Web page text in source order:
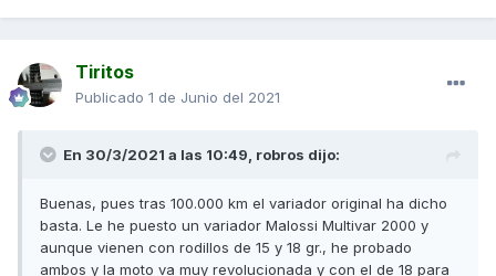
Tiritos
Publicado 1 de Junio del 2021
En 30/3/2021 a las 10:49, robros dijo:
Buenas, pues tras 100.000 km el variador original ha dicho
basta. Le he puesto un variador Malossi Multivar 2000 y
aunque vienen con rodillos de 15 y 18 gr., he probado
ambos y la moto va muy revolucionada y con el de 18 para